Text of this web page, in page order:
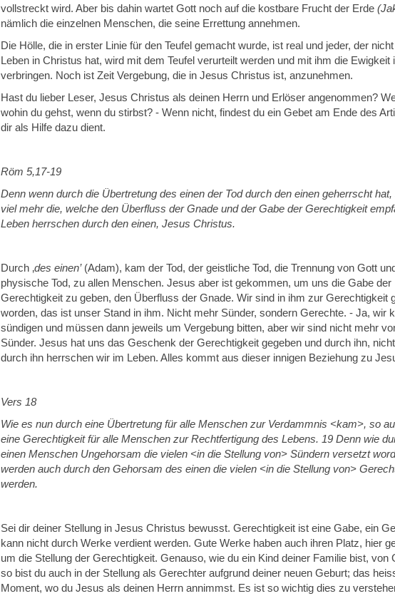
vollstreckt wird. Aber bis dahin wartet Gott noch auf die kostbare Frucht der Erde
nämlich die einzelnen Menschen, die seine Errettung annehmen.
Die Hölle, die in erster Linie für den Teufel gemacht wurde, ist real und jeder, der
Leben in Christus hat, wird mit dem Teufel verurteilt werden und mit ihm die Ewigkeit
verbringen. Noch ist Zeit Vergebung, die in Jesus Christus ist, anzunehmen.
Hast du lieber Leser, Jesus Christus als deinen Herrn und Erlöser angenommen?
wohin du gehst, wenn du stirbst? - Wenn nicht, findest du ein Gebet am Ende des
dir als Hilfe dazu dient.
Röm 5,17-19
Denn wenn durch die Übertretung des einen der Tod durch den einen geherrscht
viel mehr die, welche den Überfluss der Gnade und der Gabe der Gerechtigkeit
Leben herrschen durch den einen, Jesus Christus.
Durch ‚des einen’(Adam), kam der Tod, der geistliche Tod, die Trennung von Gott
physische Tod, zu allen Menschen. Jesus aber ist gekommen, um uns die Gabe der
Gerechtigkeit zu geben, den Überfluss der Gnade. Wir sind in ihm zur Gerechtigkeit
worden, das ist unser Stand in ihm. Nicht mehr Sünder, sondern Gerechte. - Ja, wir
sündigen und müssen dann jeweils um Vergebung bitten, aber wir sind nicht mehr
Sünder. Jesus hat uns das Geschenk der Gerechtigkeit gegeben und durch ihn,
durch ihn herrschen wir im Leben. Alles kommt aus dieser innigen Beziehung zu
Vers 18
Wie es nun durch eine Übertretung für alle Menschen zur Verdammnis <kam>, so
eine Gerechtigkeit für alle Menschen zur Rechtfertigung des Lebens. 19 Denn wie
einen Menschen Ungehorsam die vielen <in die Stellung von> Sündern versetzt
werden auch durch den Gehorsam des einen die vielen <in die Stellung von>
werden.
Sei dir deiner Stellung in Jesus Christus bewusst. Gerechtigkeit ist eine Gabe, ein
kann nicht durch Werke verdient werden. Gute Werke haben auch ihren Platz, hier
um die Stellung der Gerechtigkeit. Genauso, wie du ein Kind deiner Familie bist, von
so bist du auch in der Stellung als Gerechter aufgrund deiner neuen Geburt; das
Moment, wo du Jesus als deinen Herrn annimmst. Es ist so wichtig dies zu